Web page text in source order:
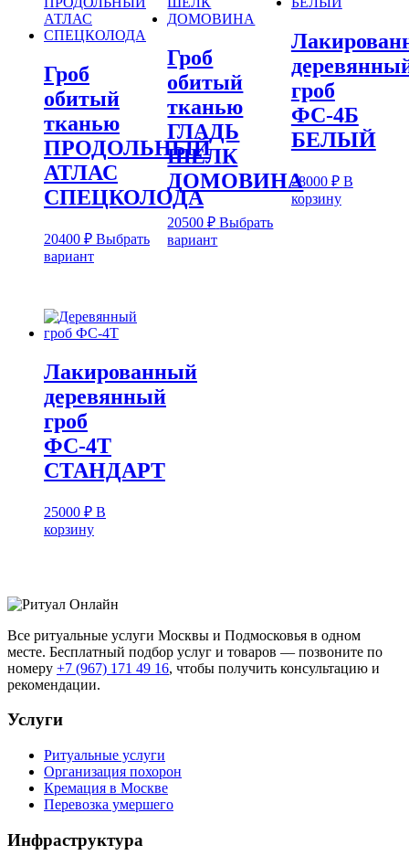
Гроб
обитый
тканью
ПРОДОЛЬНЫЙ
АТЛАС
СПЕЦКОЛОДА
20400 ₽ Выбрать
вариантЭтот
вариаций.
Опции
выбрать
на
странице
Гроб
обитый
тканью
ГЛАДЬ
ШЕЛК
ДОМОВИНА
20500₽ Выбрать
вариантЭтот
гроб
ФС-4Б
БЕЛЫЙ
28000 ₽ В
корзину
Лакированный
деревянный
гроб
ФС-4Т
СТАНДАРТ
25000 ₽ В
корзину
Все ритуальные услуги Москвы и Подмосковья в одном
месте. Бесплатный подбор услуг и товаров — позвоните по
номеру +7 (967) 171 49 16, чтобы получить консультацию и
рекомендации.
Услуги
Ритуальные услуги
Организация похорон
Кремация в Москве
Перевозка умершего
Инфраструктура